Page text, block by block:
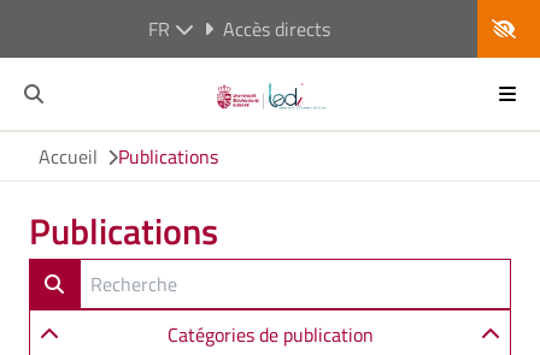
FR Accès directs
Accueil Publications
Publications
Catégories de publication